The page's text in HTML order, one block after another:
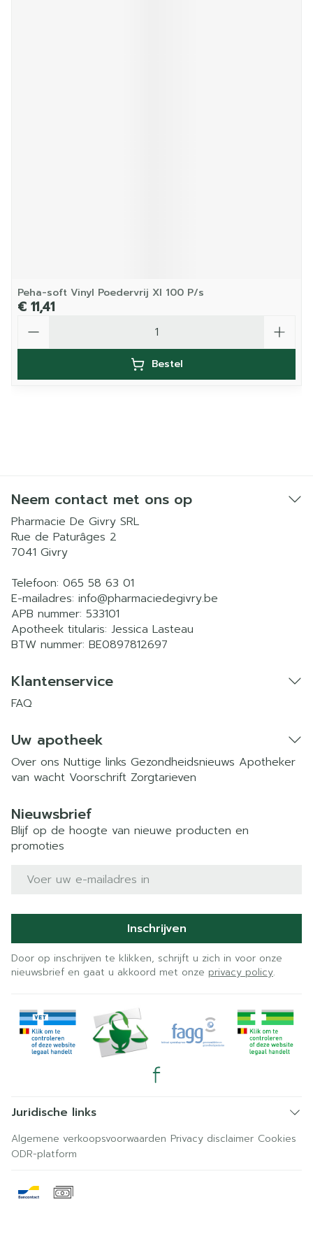
Peha-soft Vinyl Poedervrij Xl 100 P/s
€ 11,41
Bestel
Neem contact met ons op
Pharmacie De Givry SRL
Rue de Paturâges 2
7041 Givry
Telefoon: 065 58 63 01
E-mailadres: info@pharmaciedegivry.be
APB nummer: 533101
Apotheek titularis: Jessica Lasteau
BTW nummer: BE0897812697
Klantenservice
FAQ
Uw apotheek
Over ons Nuttige links Gezondheidsnieuws Apotheker
van wacht Voorschrift Zorgtarieven
Nieuwsbrief
Blijf op de hoogte van nieuwe producten en
promoties
E-mail adres
Inschrijven
Door op inschrijven te klikken, schrijft u zich in voor onze
nieuwsbrief en gaat u akkoord met onze privacy policy.
Juridische links
Algemene verkoopsvoorwaarden Privacy disclaimer Cookies
ODR-platform